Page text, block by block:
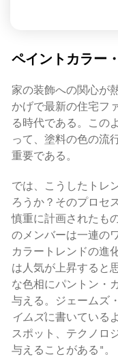
ペイントカラー
家の装飾への関心が
かげで最新の住宅フ
る時代である。この
って、塗料の色の流
重要である。
では、こうしたトレ
ろうか？そのプロセ
慎重に計画されたも
のメンバーは一連の
カラートレンドの進
は人気が上昇すると
な色相にパントン・
与える。ジェームズ
イムズに書いている
スポット、テクノロ
与えることがある"。